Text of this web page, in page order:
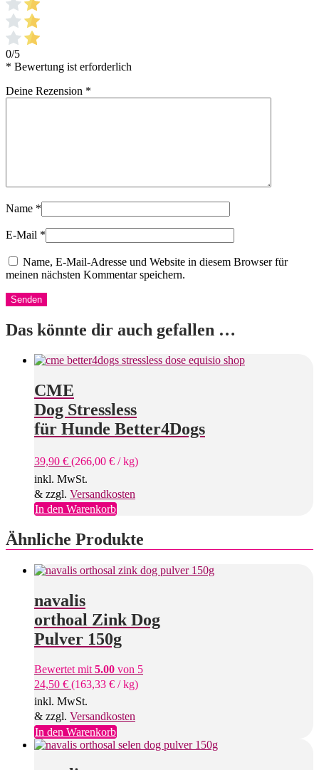
0/5
* Bewertung ist erforderlich
Deine Rezension *
Name *
E-Mail *
Name, E-Mail-Adresse und Website in diesem Browser für
meinen nächsten Kommentar speichern.
Das könnte dir auch gefallen …
CME
Dog Stressless
für Hunde Better4Dogs
39,90 € (266,00 € /kg)
inkl. MwSt.
& zzgl. Versandkosten
In den Warenkorb
Ähnliche Produkte
navalis
orthoal Zink Dog
Pulver 150g
Bewertet mit 5.00 von 5
24,50 € (163,33 € /kg)
inkl. MwSt.
& zzgl. Versandkosten
In den Warenkorb